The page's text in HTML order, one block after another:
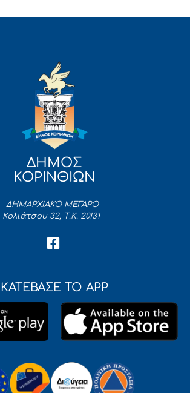
ΔΗΜΟΣ
ΚΟΡΙΝΘΙΩΝ
ΔΗΜΑΡΧΙΑΚΟ ΜΕΓΑΡΟ
Κολιάτσου 32, Τ.Κ. 20131
ΚΑΤΕΒΑΣΕ ΤΟ APP